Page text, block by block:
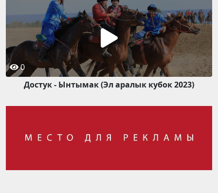
0
Достук - Ынтымак (Эл аралык кубок 2023)